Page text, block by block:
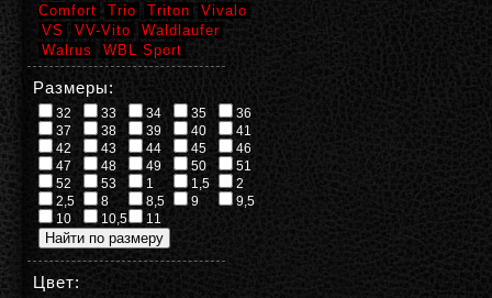
Comfort
Trio Triton
Vivalo
VS
VV-Vito
Waldlaufer
Walrus
WBL Sport
Размеры:
32 33 34 35
36
37
38 39 40
41
42
43 44 45
46
47
48 49 50
51
52
53 1 1,5
2
2,5
8 8,5 9
9,5
10
10,5 11
Цвет: